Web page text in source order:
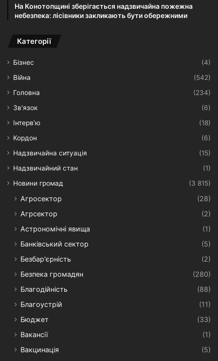
На Конотопщині зберігається надзвичайна пожежна
небезпека: лісівники закликають бути обережними
Категорії
Бізнес
(4)
Війна
(542)
Головна
(234)
Зв'язок
(6)
Інтерв’ю
(18)
Кордон
(6)
Надзвичайна ситуація
(15)
Надзвичайний стан
(1)
Новини громад
(3 815)
Агросектор
(28)
Агрсектор
(2)
Астрономічні явища
(1)
Банківський сектор
(5)
Безбар'єрність
(2)
Безпека громадян
(280)
Благодійність
(88)
Благоустрій
(11)
Бюджет
(33)
Вакансії
(1)
Вакцинація
(5)